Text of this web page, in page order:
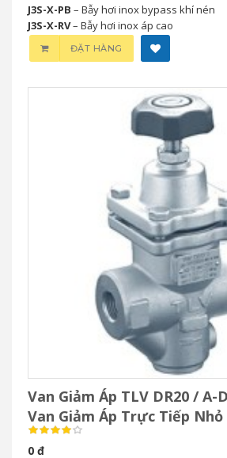
J3S-X-PB – Bẫy hơi inox bypass khí nén
J3S-X-RV– Bẫy hơi inox áp cao
ĐẶT HÀNG
Van Giảm Áp TLV DR20 / A-
Van Giảm Áp Trực Tiếp Nhỏ
& Khí Nén
0 đ